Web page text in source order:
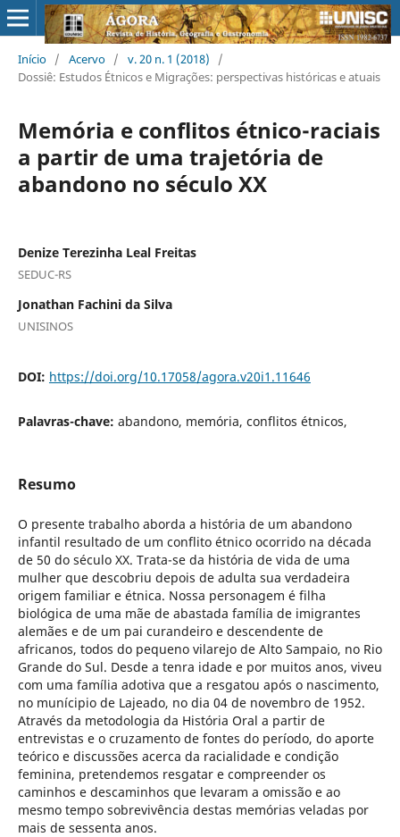
Início / Acervo / v. 20 n. 1 (2018)
/
Dossiê: Estudos Étnicos e Migrações: perspectivas históricas e atuais
Memória e conflitos étnico-raciais
a partir de uma trajetória de
abandono no século XX
Denize Terezinha Leal Freitas
SEDUC-RS
Jonathan Fachini da Silva
UNISINOS
DOI: https://doi.org/10.17058/agora.v20i1.11646
Palavras-chave: abandono, memória, conflitos étnicos,
Resumo
O presente trabalho aborda a história de um abandono
infantil resultado de um conflito étnico ocorrido na década
de 50 do século XX. Trata-se da história de vida de uma
mulher que descobriu depois de adulta sua verdadeira
origem familiar e étnica. Nossa personagem é filha
biológica de uma mãe de abastada família de imigrantes
alemães e de um pai curandeiro e descendente de
africanos, todos do pequeno vilarejo de Alto Sampaio, no Rio
Grande do Sul. Desde a tenra idade e por muitos anos, viveu
com uma família adotiva que a resgatou após o nascimento,
no munícipio de Lajeado, no dia 04 de novembro de 1952.
Através da metodologia da História Oral a partir de
entrevistas e o cruzamento de fontes do período, do aporte
teórico e discussões acerca da racialidade e condição
feminina, pretendemos resgatar e compreender os
caminhos e descaminhos que levaram a omissão e ao
mesmo tempo sobrevivência destas memórias veladas por
mais de sessenta anos.